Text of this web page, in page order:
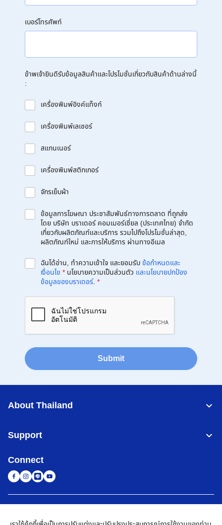
เบอร์โทรศัพท์
ข้าพเจ้ายินดีรับข้อมูลสินค้าและโปรโมชั่นเกี่ยวกับสินค้าด้านล่างนี้
:
เครื่องพิมพ์อิงค์แท็งก์
เครื่องพิมพ์เลเซอร์
สแกนเนอร์
เครื่องพิมพ์สติกเกอร์
จักรเย็บผ้า
ข้อมูลการโฆษณา ประชาสัมพันธ์ทางการตลาด ที่ถูกส่ง
โดย บริษัท บราเดอร์ คอมเมอร์เชี่ยล (ประเทศไทย) จำกัด
เกี่ยวกับผลิตภัณฑ์และบริการ รวมไปถึงโปรโมชั่นล่าสุด,
ผลิตภัณฑ์ใหม่ และการให้บริการ ผ่านทางอีเมล
ฉันได้อ่าน, ทำความเข้าใจ และยอมรับข้อกำหนดและ
เงื่อนไข * นโยบายความเป็นส่วนตัว และนโยบายปกป้อง
ข้อมูลของบราเดอร์. *
Submit
About Thailand
Support
Connect